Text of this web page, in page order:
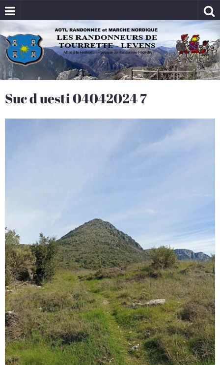
Suc d uesti 04042024 7